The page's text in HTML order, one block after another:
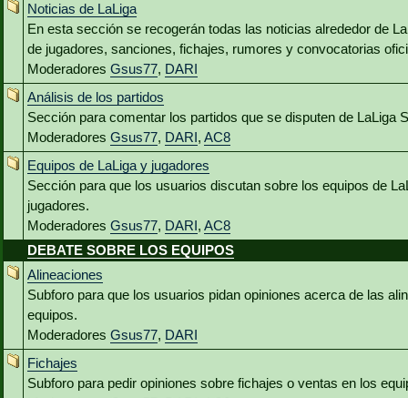
Noticias de LaLiga
En esta sección se recogerán todas las noticias alrededor de
de jugadores, sanciones, fichajes, rumores y convocatorias
Moderadores Gsus77, DARI
Análisis de los partidos
Sección para comentar los partidos que se disputen de LaLiga
Moderadores Gsus77, DARI, AC8
Equipos de LaLiga y jugadores
Sección para que los usuarios discutan sobre los equipos de
jugadores.
Moderadores Gsus77, DARI, AC8
DEBATE SOBRE LOS EQUIPOS
Alineaciones
Subforo para que los usuarios pidan opiniones acerca de las
equipos.
Moderadores Gsus77, DARI
Fichajes
Subforo para pedir opiniones sobre fichajes o ventas en los